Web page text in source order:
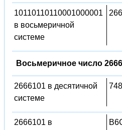
10110110110001000001
в восьмеричной
системе
Восьмеричное число
2666101 в десятичной
системе
2666101 в